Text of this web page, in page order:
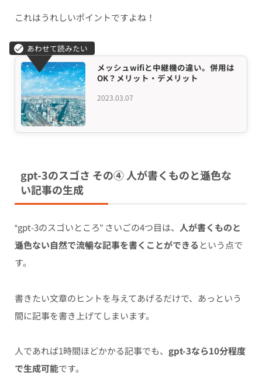
これはうれしいポイントですよね！
2023.03.07
メッシュwifiと中継機の違い。併用は
OK？メリット・デメリット
gpt-3のスゴさ その④ 人が書くものと遜色な
い記事の生成
“gpt-3のスゴいところ” さいごの4つ目は、 人が書くものと
遜色ない自然で流暢な記事を書くことができる という点で
す。
書きたい文章のヒントを与えてあげるだけで、あっという
間に記事を書き上げてしまいます。
人であれば1時間ほどかかる記事でも、 gpt-3なら10分程度
で生成可能です。